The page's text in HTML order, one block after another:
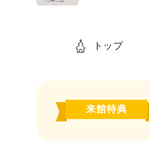
トップ
来館特典